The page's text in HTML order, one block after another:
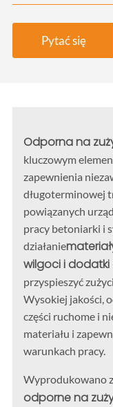
Pytać się
Odporna na
kluczowym
zapewnienia
długoterminowej
powiązanych
pracy betoniarki i
działanie
wilgoci i
przyspieszyć
Wysokiej jakości,
części ruchome i
materiału i
warunkach pracy.
Wyprodukowano
odporne na